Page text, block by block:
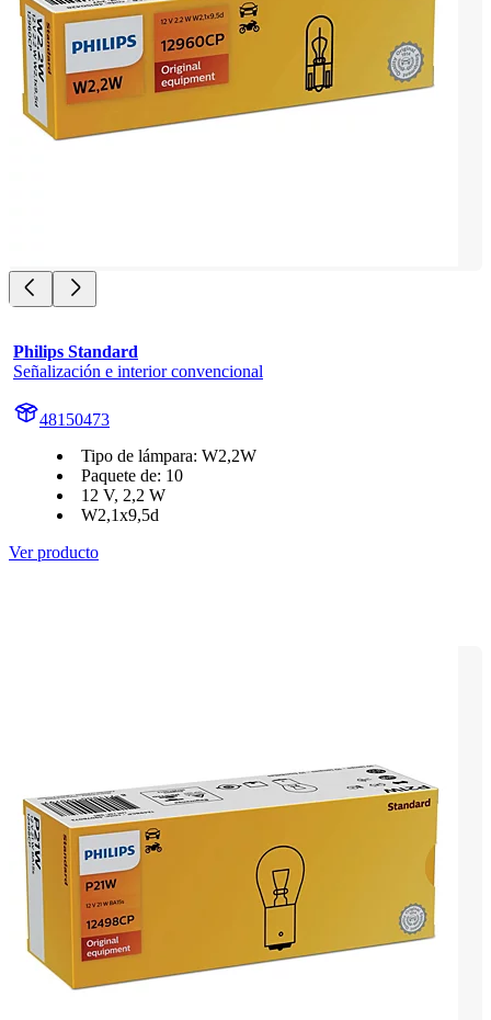
Philips Standard
Señalización e interior convencional
48150473
Tipo de lámpara: W2,2W
Paquete de: 10
12 V, 2,2 W
W2,1x9,5d
Ver producto